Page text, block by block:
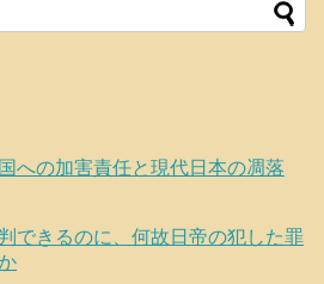
への加害責任と現代日本の凋落
できるのに、何故日帝の犯した罪